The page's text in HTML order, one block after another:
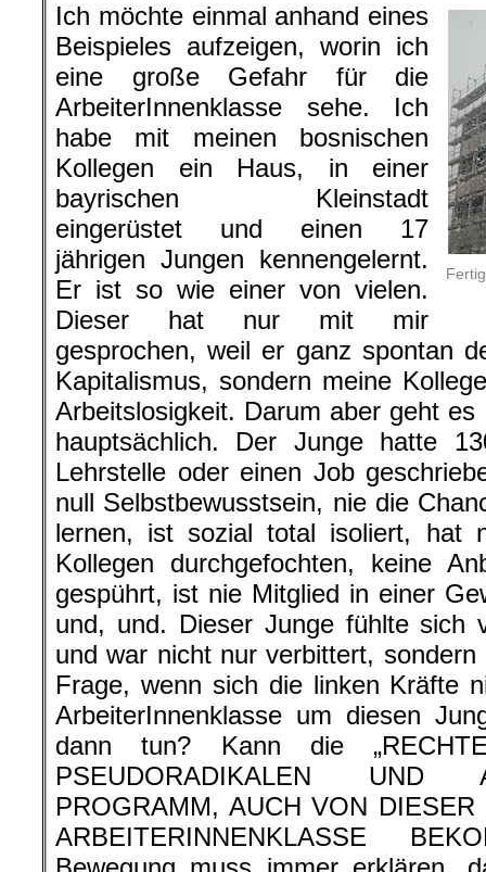
Ich möchte einmal anhand eines
Beispieles aufzeigen, worin ich
eine große Gefahr für die
ArbeiterInnenklasse sehe. Ich
habe mit meinen bosnischen
Kollegen ein Haus, in einer
bayrischen Kleinstadt
eingerüstet und einen 17
jährigen Jungen kennengelernt.
Er ist so wie einer von vielen.
Dieser hat nur mit mir
gesprochen, weil er ganz spontan
Kapitalismus, sondern meine
Arbeitslosigkeit. Darum aber geht
hauptsächlich. Der Junge hatte
Lehrstelle oder einen Job
null Selbstbewusstsein, nie die
lernen, ist sozial total isoliert, hat
Kollegen durchgefochten, keine
gespührt, ist nie Mitglied in einer
und, und. Dieser Junge fühlte sich
und war nicht nur verbittert,
Frage, wenn sich die linken Kräfte
ArbeiterInnenklasse um diesen
dann tun? Kann die
PSEUDORADIKALEN UND
PROGRAMM, AUCH VON
ARBEITERINNENKLASSE